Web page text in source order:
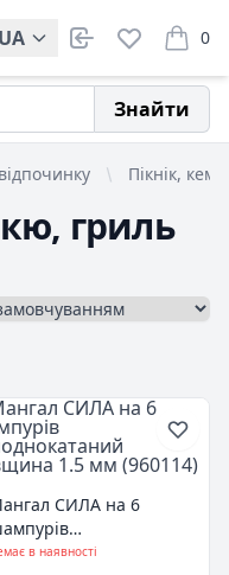
UA 0
items
Знайти
Пікнік,
гриль
СИЛА на 6
в наявності